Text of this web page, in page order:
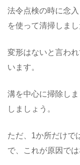
法令点検の時に念
を使って清掃しまし
変形はないと言わ
います。
溝を中心に掃除し
しましょう。
ただ、1か所だけで
で、これが原因で